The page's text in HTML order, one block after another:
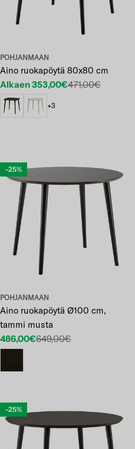
POHJANMAAN
Aino ruokapöytä 80x80 cm
Etuhinta
Alkaen 353,00€
Normaalihinta 471,00€
+3
-25%
POHJANMAAN
Aino ruokapöytä Ø100 cm,
tammi musta
Etuhinta
486,00€
Normaalihinta
649,00€
-25%